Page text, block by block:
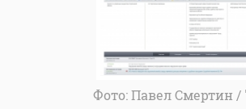
Фото: Павел Смертин